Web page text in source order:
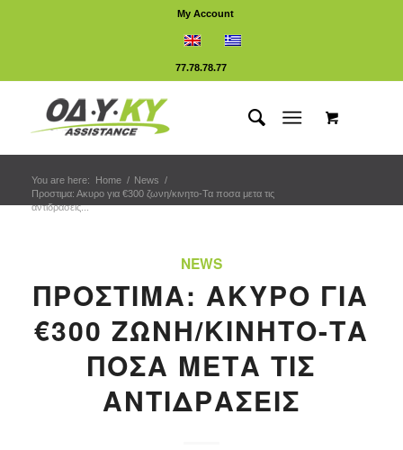
My Account
77.78.78.77
You are here: Home / News /
Προστιμα: Ακυρο για €300 ζωνη/κινητο-Τα ποσα μετα τις
αντιδρασεις...
NEWS
ΠΡΟΣΤΙΜΑ: ΑΚΥΡΟ ΓΙΑ
€300 ΖΩΝΗ/ΚΙΝΗΤΟ-ΤΑ
ΠΟΣΑ ΜΕΤΑ ΤΙΣ
ΑΝΤΙΔΡΑΣΕΙΣ